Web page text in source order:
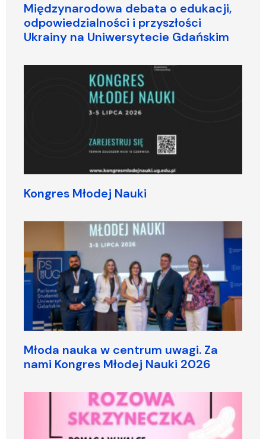
Międzynarodowa debata o edukacji,
odpowiedzialności i przyszłości
Ukrainy na Uniwersytecie Gdańskim
Kongres Młodej Nauki
Młoda nauka w centrum uwagi. Za
nami Kongres Młodej Nauki 2026